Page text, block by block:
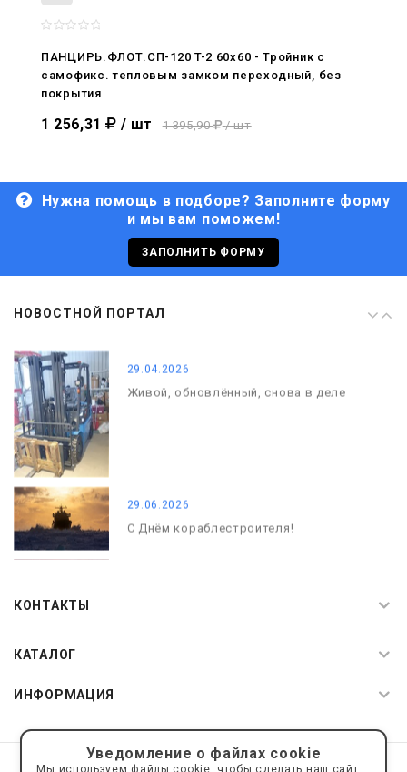
ПАНЦИРЬ.ФЛОТ.СП-120 T-2 60x60 - Тройник c
самофикс. тепловым замком переходный, без
покрытия
1 256,31 / шт 1 395,90 / шт
Нужна помощь в подборе? Заполните форму
и мы вам поможем!
ЗАПОЛНИТЬ ФОРМУ
НОВОСТНОЙ ПОРТАЛ
нами
29.06.2026
С Днём кораблестроителя!
С Днём Победы. Память, которая с
29.04.2026
Живой, обновлённый, снова в деле
29.06.2026
С Днём кораблестроителя!
КОНТАКТЫ
КАТАЛОГ
ИНФОРМАЦИЯ
© 2019—2026 Интернет пространство АкваРос sale@a-ros.ru
Уведомление о файлах cookie
Мы используем файлы cookie, чтобы сделать наш сайт